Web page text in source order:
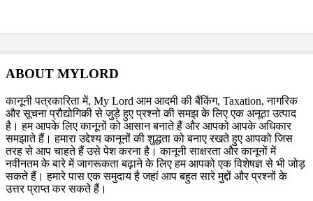
More News
Topics
Actor Rajkumar Rao Bombay HC
Trending in Hindi
ABOUT MYLORD
कानूनी पत्रकारिता में, My Lord आम आदमी की बैंकिंग, Taxation, नागरिक
और सूचना प्रौद्योगिकी से जुड़े हुए प्रश्नो की समझ के लिए एक अनूठा उत्पाद
है। हम आपके लिए कानूनों को आसान बनाते हैं और आपको आपके अधिकार
समझाते हैं। हमारा उद्देश्य कानूनों की शुद्धता को बनाए रखते हुए आपको जिस
तरह से आप चाहते हैं उसे पेश करना है। कानूनी साक्षरता और कानूनों में
नवीनतम के बारे में जागरूकता बढ़ाने के लिए हम आपको एक विशेषज्ञ से भी जोड़
सकते हैं। हमारे पास एक समुदाय है जहां आप बहुत सारे मुद्दों और प्रश्नों के
उत्तर प्राप्त कर सकते हैं।